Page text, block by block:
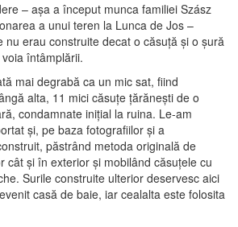
– aşa a început munca familiei Szász
a unui teren la Lunca de Jos –
nu erau construite decat o căsuţă şi o şură
întâmplării.
mai degrabă ca un mic sat, fiind
alta, 11 mici căsuţe ţărăneşti de o
condamnate iniţial la ruina. Le-am
şi, pe baza fotografiilor şi a
păstrând metoda originală de
cât şi în exterior şi mobilând căsuţele cu
Surile construite ulterior deservesc aici
casă de baie, iar cealalta este folosita